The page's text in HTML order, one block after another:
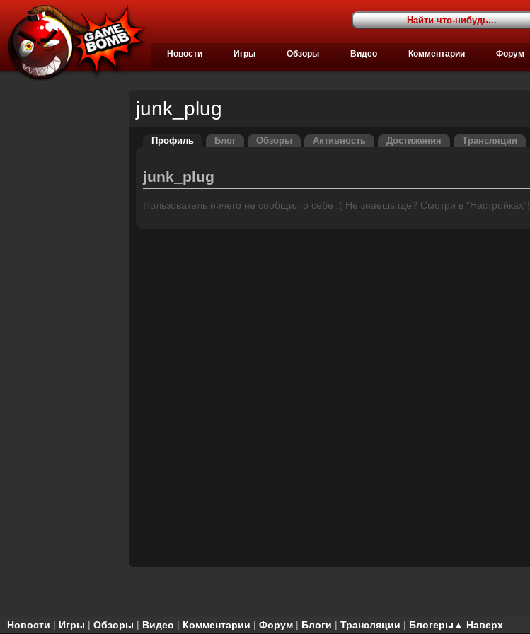
Новости Игры Обзоры Видео Комментарии Форум
junk_plug
Профиль Блог Обзоры Активность Достижения Трансляции
junk_plug
Пользователь ничего не сообщил о себе :( Не знаешь где? Смотри в "Настройках"!
▲ Наверх
Новости | Игры | Обзоры | Видео | Комментарии | Форум | Блоги | Трансляции | Блогеры